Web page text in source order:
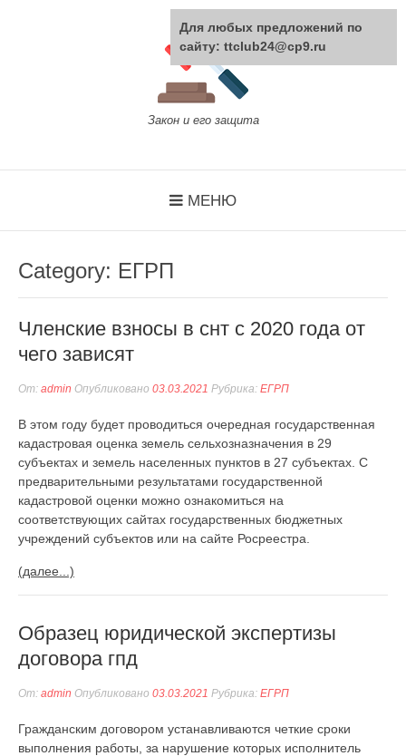
Закон и его защита
МЕНЮ
Category: ЕГРП
Членские взносы в снт с 2020 года от
чего зависят
От: admin Опубликовано 03.03.2021 Рубрика: ЕГРП
В этом году будет проводиться очередная государственная
кадастровая оценка земель сельхозназначения в 29
субъектах и земель населенных пунктов в 27 субъектах. С
предварительными результатами государственной
кадастровой оценки можно ознакомиться на
соответствующих сайтах государственных бюджетных
учреждений субъектов или на сайте Росреестра.
(далее...)
Образец юридической экспертизы
договора гпд
От: admin Опубликовано 03.03.2021 Рубрика: ЕГРП
Гражданским договором устанавливаются четкие сроки
выполнения работы, за нарушение которых исполнитель
Для любых предложений по
сайту: ttclub24@cp9.ru